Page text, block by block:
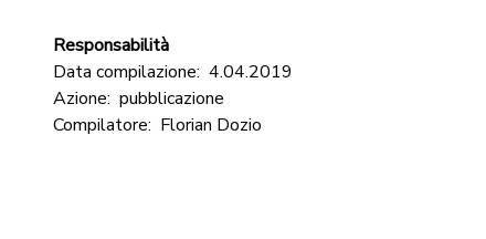
Responsabilità
Data compilazione: 4.04.2019
Azione: pubblicazione
Compilatore: Florian Dozio